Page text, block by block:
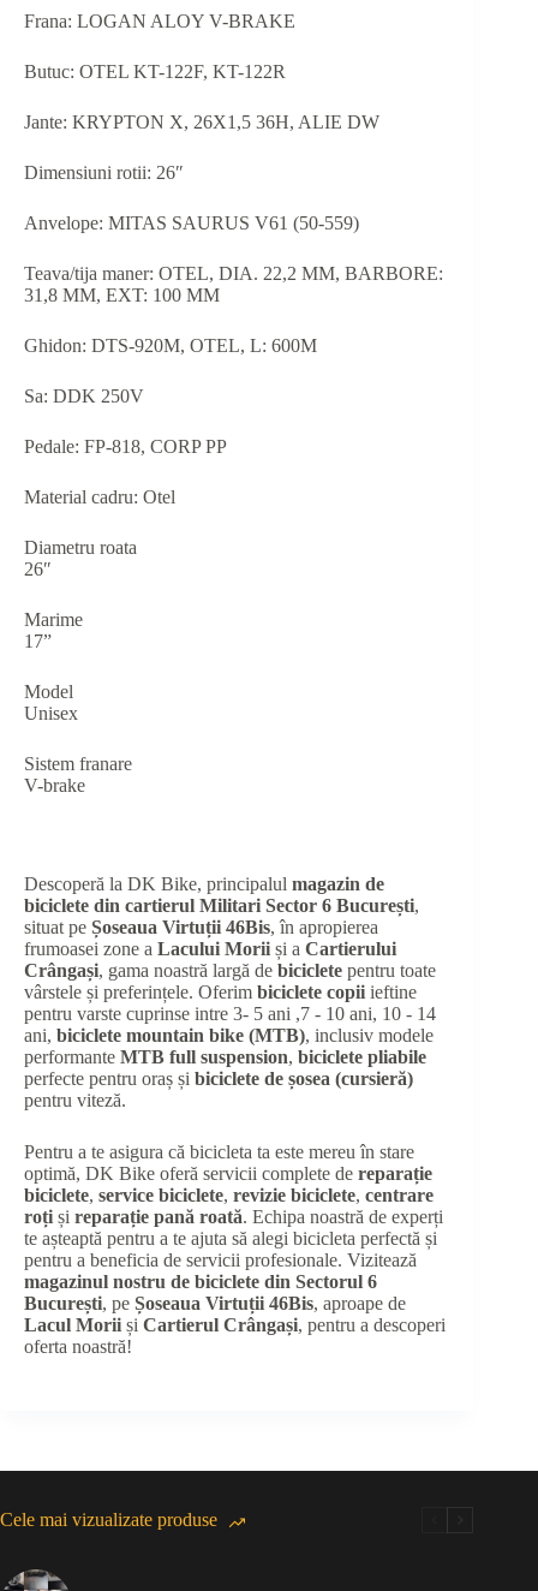
Frana: LOGAN ALOY V-BRAKE
Butuc: OTEL KT-122F, KT-122R
Jante: KRYPTON X, 26X1,5 36H, ALIE DW
Dimensiuni rotii: 26″
Anvelope: MITAS SAURUS V61 (50-559)
Teava/tija maner: OTEL, DIA. 22,2 MM, BARBORE:
31,8 MM, EXT: 100 MM
Ghidon: DTS-920M, OTEL, L: 600M
Sa: DDK 250V
Pedale: FP-818, CORP PP
Material cadru: Otel
Diametru roata
26″
Marime
17”
Model
Unisex
Sistem franare
V-brake
Descoperă la DK Bike, principalul magazin de
biciclete din cartierul Militari Sector 6 București,
situat pe Șoseaua Virtuții 46Bis, în apropierea
frumoasei zone a Lacului Morii și a Cartierului
Crângași, gama noastră largă de biciclete pentru toate
vârstele și preferințele. Oferim biciclete copii ieftine
pentru varste cuprinse intre 3- 5 ani ,7 - 10 ani, 10 - 14
ani, biciclete mountain bike (MTB), inclusiv modele
performante MTB full suspension, biciclete pliabile
perfecte pentru oraș și biciclete de șosea (cursieră)
pentru viteză.
Pentru a te asigura că bicicleta ta este mereu în stare
optimă, DK Bike oferă servicii complete de reparație
biciclete, service biciclete, revizie biciclete, centrare
roți și reparație pană roată. Echipa noastră de experți
te așteaptă pentru a te ajuta să alegi bicicleta perfectă și
pentru a beneficia de servicii profesionale. Vizitează
magazinul nostru de biciclete din Sectorul 6
București, pe Șoseaua Virtuții 46Bis, aproape de
Lacul Morii și Cartierul Crângași, pentru a descoperi
oferta noastră!
Cele mai vizualizate produse